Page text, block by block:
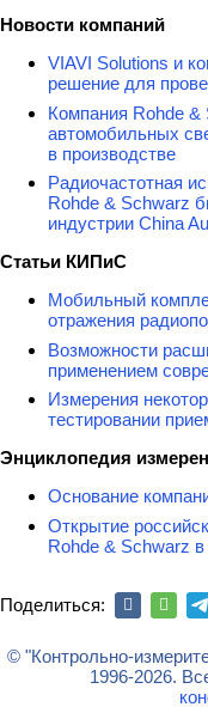
Новости компаний
VIAVI Solutions и
решение для
Компания Rohde
автомобильных
в производстве
Радиочастотная
Rohde & Schwarz
индустрии China
Статьи КИПиС
Мобильный
отражения
Возможности
применением
Измерения
тестировании
Энциклопедия
Основание
Открытие
Rohde & Schwarz
Поделиться:
© "Контрольно-
1996-2026.